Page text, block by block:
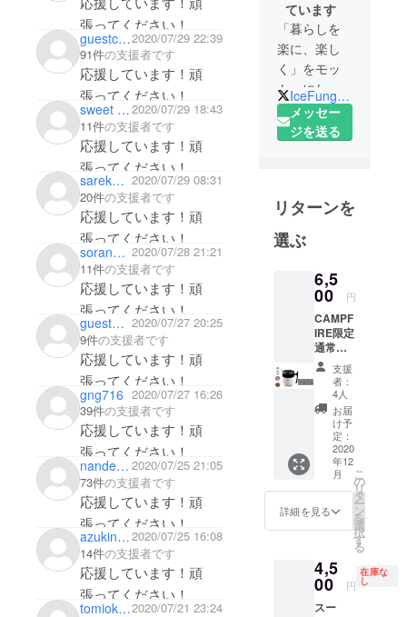
張ってください！
guestc40b053aac442020/07/29 22:39
91件の支援者です
応援しています！頑
張ってください！
sweet lemon2020/07/29 18:43
11件の支援者です
応援しています！頑
張ってください！
sarekoube 2020/07/29 08:31
20件の支援者です
応援しています！頑
張ってください！
soransetsuna 2020/07/28 21:21
11件の支援者です
応援しています！頑
張ってください！
guest89d18972bf 2020/07/27 20:25
9件の支援者です
応援しています！頑
張ってください！
gng716 2020/07/27 16:26
39件の支援者です
応援しています！頑
張ってください！
nandemoyojaroo 2020/07/25 21:05
73件の支援者です
応援しています！頑
張ってください！
azukinokara2020/07/25 16:08
14件の支援者です
応援しています！頑
張ってください！
tomioka232020/07/21 23:24
ています
「暮らしを
楽に、楽し
く」をモッ
トーにして
います！
クラウド
Amazonで商
品を販売い
たします。
ラム、ツ
イッターの
方もチェッ
クよろしく
お願いいた
します。
Twitter→@Ic
eFungs_Off
インスタグ
ラム
→icefungs_o
fficial
インスタグ
ワー500人突
破！！！あ
りがとうご
IceFungs_Off
メッセー
ジを送る
リターンを
選ぶ
6,5
00 円
CAMPF
IRE限定
通常販
売予定
価格
8800円
→6500
円 全国
送料込
み(離島
を除き)
支援
者：
4人
お届
け予
定：
2020
年12
月
詳細を見る
こ
の
リ
タ
ー
ン
を
選
択
す
る
4,5
00 円
在庫な
し
スー